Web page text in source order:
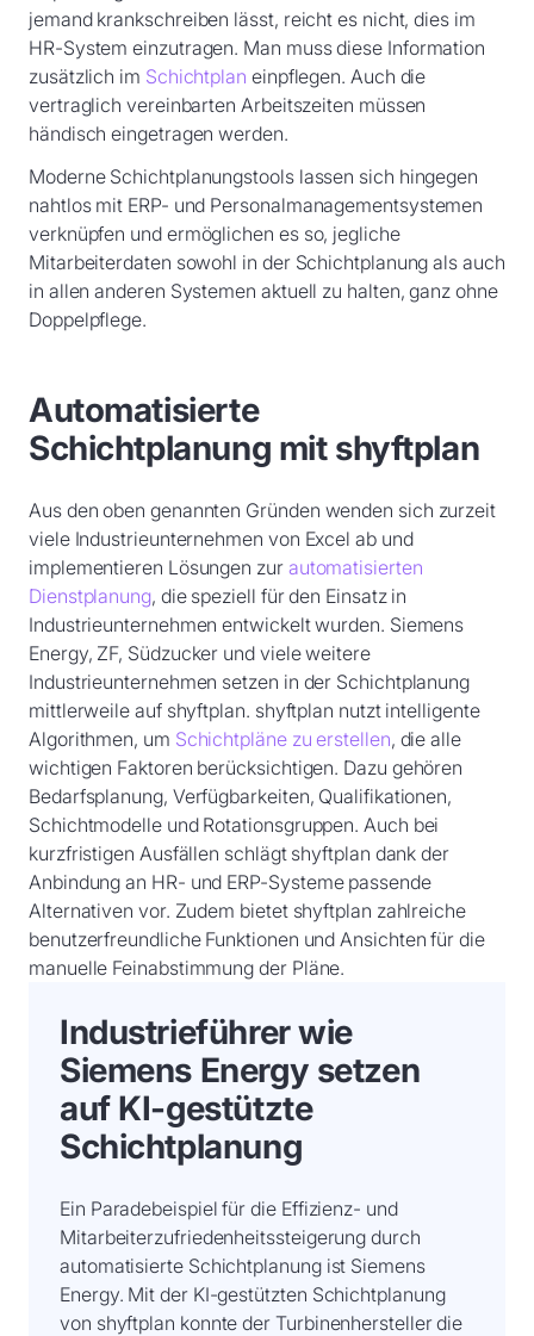
jemand krankschreiben lässt, reicht es nicht, dies im
HR-System einzutragen. Man muss diese Information
zusätzlich im Schichtplan einpflegen. Auch die
vertraglich vereinbarten Arbeitszeiten müssen
händisch eingetragen werden.
Moderne Schichtplanungstools lassen sich hingegen
nahtlos mit ERP- und Personalmanagementsystemen
verknüpfen und ermöglichen es so, jegliche
Mitarbeiterdaten sowohl in der Schichtplanung als auch
in allen anderen Systemen aktuell zu halten, ganz ohne
Doppelpflege.
Automatisierte
Schichtplanung mit shyftplan
Aus den oben genannten Gründen wenden sich zurzeit
viele Industrieunternehmen von Excel ab und
implementieren Lösungen zur automatisierten
Dienstplanung, die speziell für den Einsatz in
Industrieunternehmen entwickelt wurden. Siemens
Energy, ZF, Südzucker und viele weitere
Industrieunternehmen setzen in der Schichtplanung
mittlerweile auf shyftplan. shyftplan nutzt intelligente
Algorithmen, um Schichtpläne zu erstellen, die alle
wichtigen Faktoren berücksichtigen. Dazu gehören
Bedarfsplanung, Verfügbarkeiten, Qualifikationen,
Schichtmodelle und Rotationsgruppen. Auch bei
kurzfristigen Ausfällen schlägt shyftplan dank der
Anbindung an HR- und ERP-Systeme passende
Alternativen vor. Zudem bietet shyftplan zahlreiche
benutzerfreundliche Funktionen und Ansichten für die
manuelle Feinabstimmung der Pläne.
Industrieführer wie
Siemens Energy setzen
auf KI-gestützte
Schichtplanung
Ein Paradebeispiel für die Effizienz- und
Mitarbeiterzufriedenheitssteigerung durch
automatisierte Schichtplanung ist Siemens
Energy. Mit der KI-gestützten Schichtplanung
von shyftplan konnte der Turbinenhersteller die